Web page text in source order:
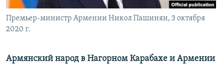
Русский
Премьер-министр Армении Никол Пашинян, 3 октября
2020 г.
Армянский народ в Нагорном Карабахе и Армении